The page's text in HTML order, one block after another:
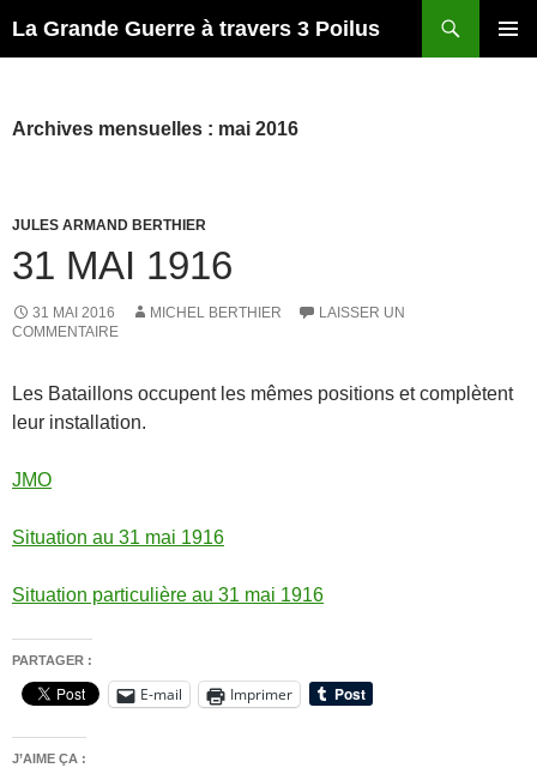
La Grande Guerre à travers 3 Poilus
Archives mensuelles : mai 2016
JULES ARMAND BERTHIER
31 MAI 1916
31 MAI 2016 MICHEL BERTHIER
LAISSER UN
COMMENTAIRE
Les Bataillons occupent les mêmes positions et complètent
leur installation.
JMO
Situation au 31 mai 1916
Situation particulière au 31 mai 1916
PARTAGER :
E-mail Imprimer
J’AIME ÇA :